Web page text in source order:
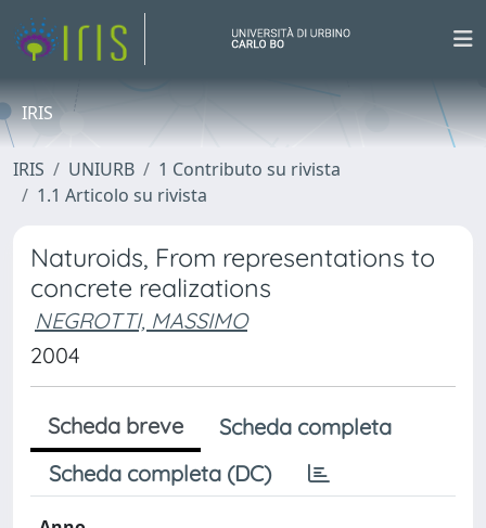
IRIS
IRIS UNIURB
1 Contributo su rivista
1.1 Articolo su rivista
Naturoids, From representations to
concrete realizations
NEGROTTI, MASSIMO
2004
Scheda breve
Scheda completa
Scheda completa (DC)